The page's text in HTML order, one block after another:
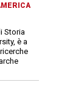
Storia
è a